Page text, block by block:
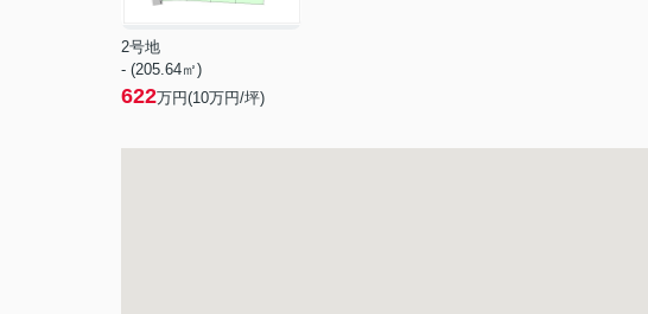
2号地
- (205.64㎡)
622万円(10万円/坪)